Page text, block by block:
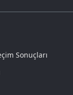
Sonuçları